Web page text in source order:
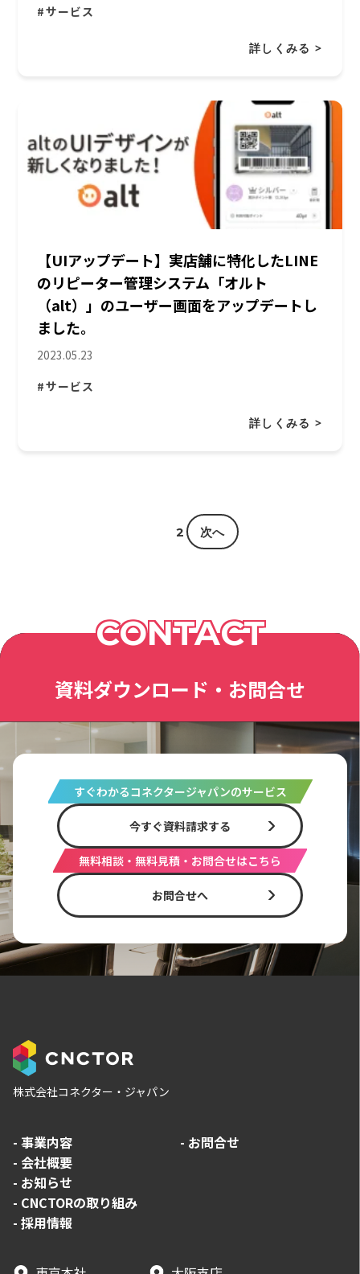
#サービス
詳しくみる >
【UIアップデート】実店舗に特化したLINE
のリピーター管理システム「オルト
（alt）」のユーザー画面をアップデートし
ました。
2023.05.23
#サービス
詳しくみる >
2 次へ
CONTACT
資料ダウンロード・お問合せ
すぐわかるコネクタージャパンのサービス
今すぐ資料請求する
無料相談・無料見積・お問合せはこちら
お問合せへ
株式会社コネクター・ジャパン
- 事業内容
- 会社概要
- お知らせ
- CNCTORの取り組み
- 採用情報
- お問合せ